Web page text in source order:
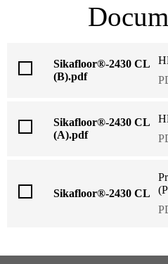
Sikafloor®-2430 CL
(B).pdf
Sikafloor®-2430 CL
(A).pdf
Sikafloor®-2430 CL